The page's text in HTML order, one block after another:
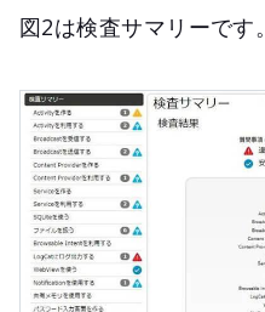
図2は検査サマリーです。